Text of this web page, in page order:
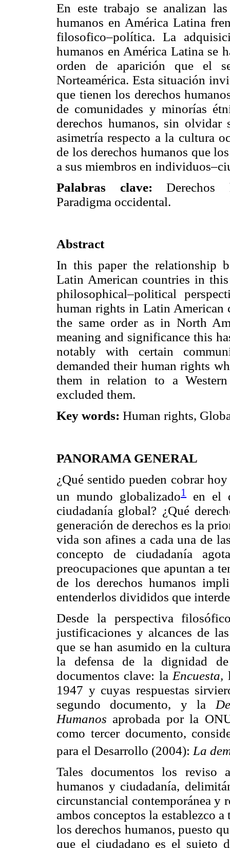
En este trabajo se analizan
humanos en América Latina
filosofico–política. La
humanos en América Latina se
orden de aparición que el
Norteamérica. Esta situación
que tienen los derechos
de comunidades y minorías
derechos humanos, sin
asimetría respecto a la cultura
de los derechos humanos que
a sus miembros en
Palabras clave: Derechos
Paradigma occidental.
Abstract
In this paper the relationship
Latin American countries in
philosophical–political
human rights in Latin American
the same order as in North
meaning and significance this
notably with certain
demanded their human rights
them in relation to a
excluded them.
Key words: Human rights,
PANORAMA GENERAL
¿Qué sentido pueden cobrar
un mundo globalizado1en el
ciudadanía global? ¿Qué
generación de derechos es la
vida son afines a cada una de
concepto de ciudadanía
preocupaciones que apuntan a
de los derechos humanos
entenderlos divididos que
Desde la perspectiva
justificaciones y alcances de
que se han asumido en la
la defensa de la dignidad
documentos clave: laEncuesta,
1947 y cuyas respuestas
segundo documento, y la
Humanos aprobada por la
como tercer documento,
para el Desarrollo (2004): La
Tales documentos los reviso
humanos y ciudadanía,
circunstancial contemporánea y
ambos conceptos la establezco
los derechos humanos, puesto
que el ciudadano es el sujeto